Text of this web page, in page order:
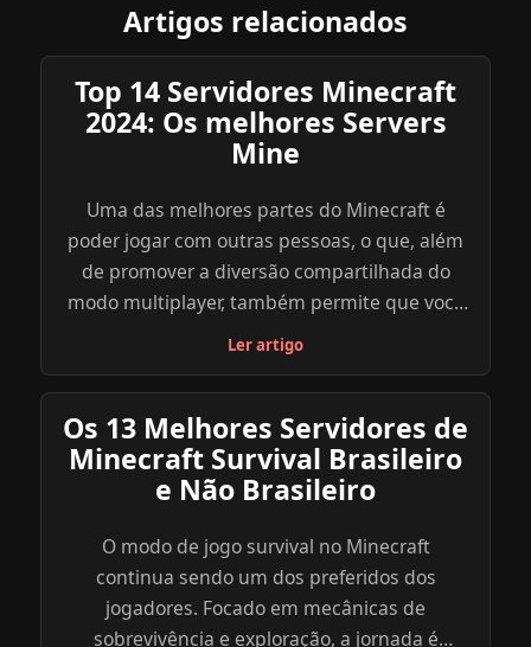
Artigos relacionados
Top 14 Servidores Minecraft
2024: Os melhores Servers
Mine
Uma das melhores partes do Minecraft é
poder jogar com outras pessoas, o que, além
de promover a diversão compartilhada do
modo multiplayer, também permite que você
explore uma diversidade de outros objetivos,
dos servidores criados por outros jogadores.
Abaixo, reunimos uma lista com os melhores
servidores de Minecraft para você se divertir e
explorar. Navegue com calma, atente para as
que parece mais ideal para você e seus
amigos. Para saber mais sobre o servidor que
você escolher, clique no link indicado do site
oficial do server ou explore você mesmo
Ler artigo
Os 13 Melhores Servidores de
Minecraft Survival Brasileiro
e Não Brasileiro
O modo de jogo survival no Minecraft
continua sendo um dos preferidos dos
jogadores. Focado em mecânicas de
sobrevivência e exploração, a jornada é